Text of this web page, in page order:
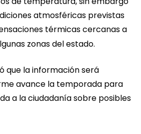
atmosféricas previstas
térmicas cercanas a
zonas del estado.
que la información será
avance la temporada para
a la ciudadanía sobre posibles